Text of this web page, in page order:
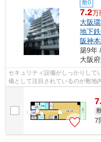
敷0
7.2万
大阪
地下
阪神
築9年
大阪府
セキュリティ設備がしっかりして
備として注目されているのが敷地
7